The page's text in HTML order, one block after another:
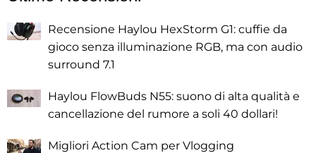
Recensione Haylou HexStorm G1: cuffie da
gioco senza illuminazione RGB, ma con audio
surround 7.1
Haylou FlowBuds N55: suono di alta qualità e
cancellazione del rumore a soli 40 dollari!
Migliori Action Cam per Vlogging